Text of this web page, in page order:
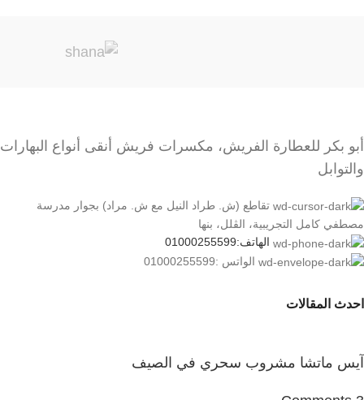
تقليل الالتهاب: الكزبرة لها
خصائص مضادة للالتهابات
التي تساعد على تقليل
الالتهاب في الجسم.
تحسين صحة القلب: الكزبرة
تساعد على تحسين صحة
القلب عن طريق خفض
الوقاية من السرطان: الكزبرة
من السرطان.
أبو بكر للعطارة الفريش، مكسرات فريش أنقى أنواع البهارات
والتوابل
تقاطع (ش. طراد النيل مع ش. مراد) بجوار مدرسة
مصطفي كامل التجريبية، الڤلل، بنها
الهاتف:01000255599
الواتس :01000255599
احدث المقالات
آيس ماتشا مشروب سحري في الصيف